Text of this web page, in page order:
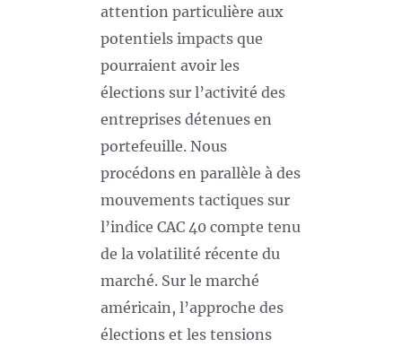
attention particulière aux
potentiels impacts que
pourraient avoir les
élections sur l’activité des
entreprises détenues en
portefeuille. Nous
procédons en parallèle à des
mouvements tactiques sur
l’indice CAC 40 compte tenu
de la volatilité récente du
marché. Sur le marché
américain, l’approche des
élections et les tensions